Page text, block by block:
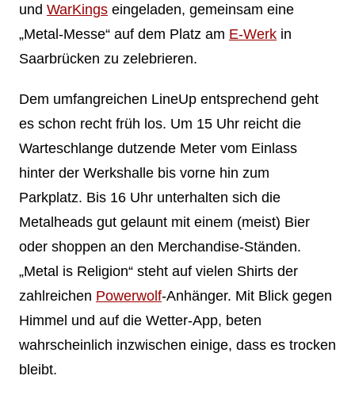
und WarKingseingeladen, gemeinsam eine
„Metal-Messe“ auf dem Platz am E-Werkin
Saarbrücken zu zelebrieren.
Dem umfangreichen LineUp entsprechend geht
es schon recht früh los. Um 15 Uhr reicht die
Warteschlange dutzende Meter vom Einlass
hinter der Werkshalle bis vorne hin zum
Parkplatz. Bis 16 Uhr unterhalten sich die
Metalheads gut gelaunt mit einem (meist) Bier
oder shoppen an den Merchandise-Ständen.
„Metal is Religion“ steht auf vielen Shirts der
zahlreichen Powerwolf-Anhänger. Mit Blick gegen
Himmel und auf die Wetter-App, beten
wahrscheinlich inzwischen einige, dass es trocken
bleibt.